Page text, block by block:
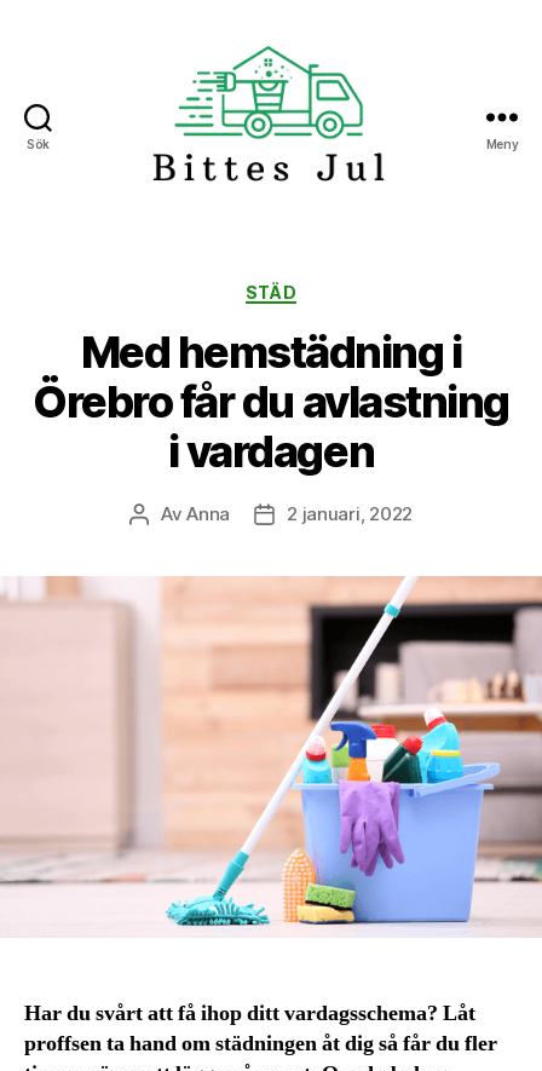
Sök Meny
Kategorier
STÄD
Med hemstädning i
Örebro får du avlastning
i vardagen
Inläggsförfattare
AvAnna Inläggsdatum
2 januari, 2022
Har du svårt att få ihop ditt vardagsschema? Låt
proffsen ta hand om städningen åt dig så får du fler